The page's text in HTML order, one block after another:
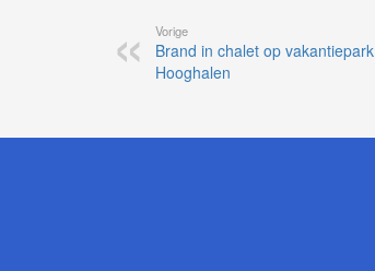
Vorige
Brand in chalet op vakantiepark
Hooghalen